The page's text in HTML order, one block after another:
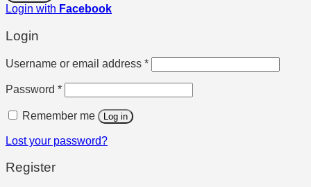
Login with Facebook
Login
Username or email address *Required
Password *Required
Remember me Log in
Lost your password?
Register